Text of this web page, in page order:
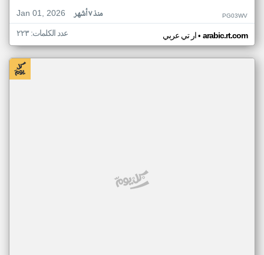
Jan 01, 2026
منذ ٧ أشهر PG03WV
ار تي عربي• arabic.rt.com عدد الكلمات: ٢٢٣